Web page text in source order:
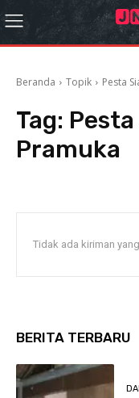
Beranda Topik Pesta
Tag:
Pramuka
Tidak ada kiriman
BERITA TERBARU